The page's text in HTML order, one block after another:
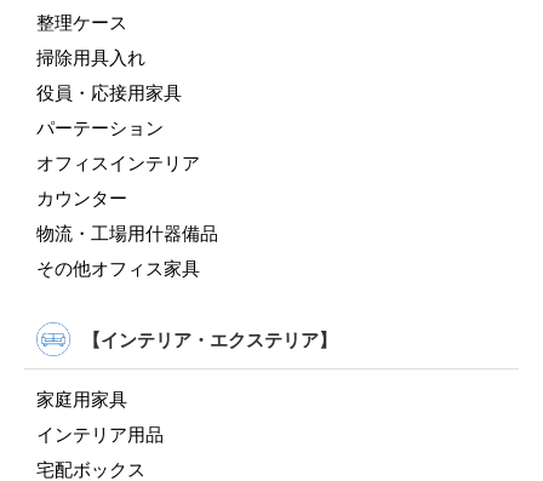
整理ケース
掃除用具入れ
役員・応接用家具
パーテーション
オフィスインテリア
カウンター
物流・工場用什器備品
その他オフィス家具
【インテリア・エクステリア】
家庭用家具
インテリア用品
宅配ボックス